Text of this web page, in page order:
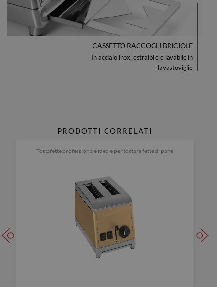
CASSETTO RACCOGLI BRICIOLE
In acciaio inox, estraibile e lavabile in
lavastoviglie
PRODOTTI CORRELATI
Tostafette professionale ideale per tostare fette di pane